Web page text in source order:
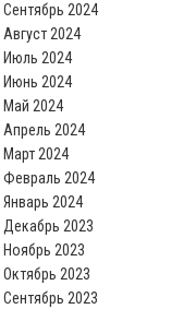
Сентябрь 2024
Август 2024
Июль 2024
Июнь 2024
Май 2024
Апрель 2024
Март 2024
Февраль 2024
Январь 2024
Декабрь 2023
Ноябрь 2023
Октябрь 2023
Сентябрь 2023